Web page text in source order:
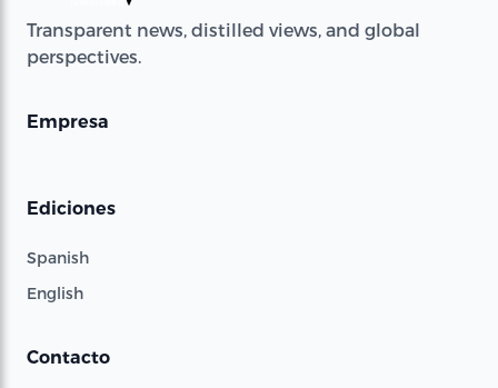
Transparent news, distilled views, and global
perspectives.
Empresa
Ediciones
Spanish
English
Contacto